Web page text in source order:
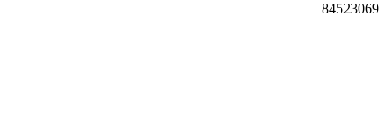
84523069